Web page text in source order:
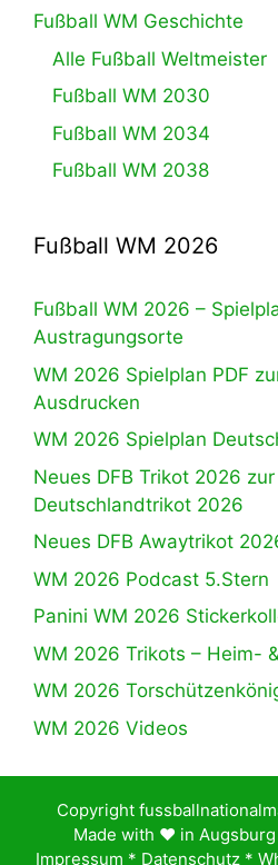
Fußball WM Geschichte
Alle Fußball Weltmeister
Fußball WM 2030
Fußball WM 2034
Fußball WM 2038
Fußball WM 2026
Fußball WM 2026 –
Austragungsorte
WM 2026 Spielplan PDF
Ausdrucken
WM 2026 Spielplan
Neues DFB Trikot 2026
Deutschlandtrikot 2026
Neues DFB Awaytrikot
WM 2026 Podcast 5.Stern
Panini WM 2026
WM 2026 Trikots – Heim-
WM 2026
WM 2026 Videos
Copyright
Made with ♥️ in
Impressum * Datenschutz *